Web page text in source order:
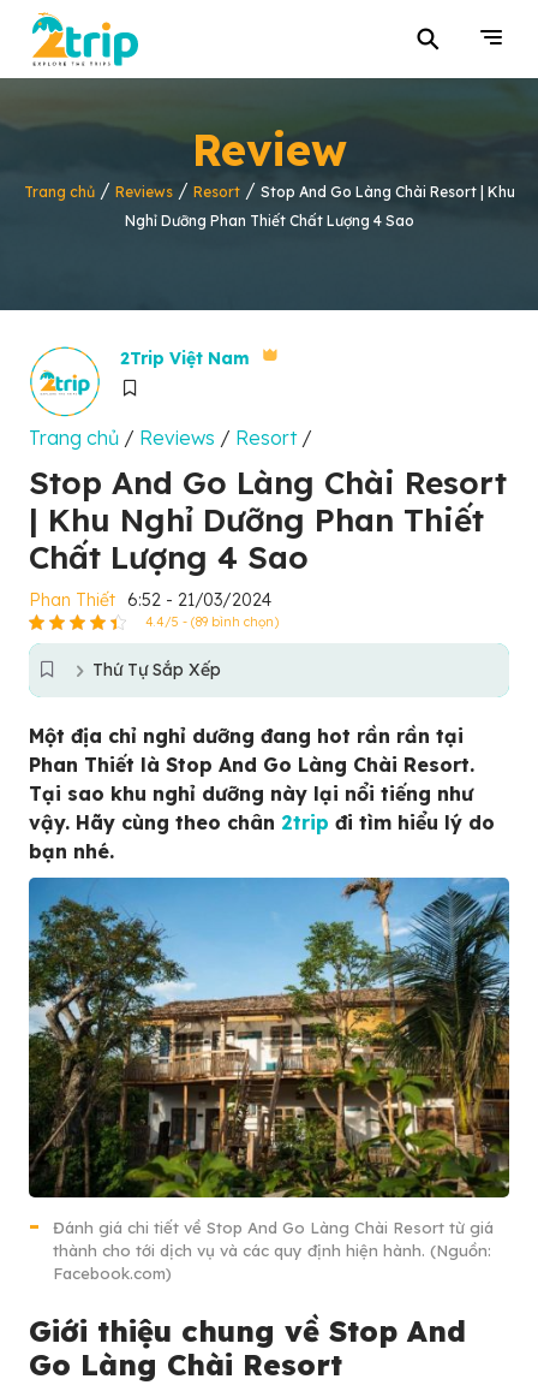
⚲
Review
Trang chủ/ Reviews/ Resort/ Stop And Go Làng Chài Resort | Khu
Nghỉ Dưỡng Phan Thiết Chất Lượng 4 Sao
2Trip Việt Nam
Trang chủ / Reviews / Resort/
Stop And Go Làng Chài Resort
| Khu Nghỉ Dưỡng Phan Thiết
Chất Lượng 4 Sao
Phan Thiết 6:52 - 21/03/2024
4.4/5 - (89 bình chọn)
Thứ Tự Sắp Xếp
Một địa chỉ nghỉ dưỡng đang hot rần rần tại
Phan Thiết là Stop And Go Làng Chài Resort.
Tại sao khu nghỉ dưỡng này lại nổi tiếng như
vậy. Hãy cùng theo chân 2trip đi tìm hiểu lý do
bạn nhé.
Đánh giá chi tiết về Stop And Go Làng Chài Resort từ giá
thành cho tới dịch vụ và các quy định hiện hành. (Nguồn:
Facebook.com)
Giới thiệu chung về Stop And
Go Làng Chài Resort